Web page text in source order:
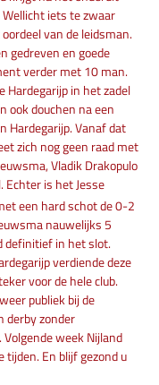
iets te zwaar
van de leidsman.
gedreven en goede
verder met 10 man.
Hardegarijp in het zadel
ook douchen na een
Hardegarijp. Vanaf dat
zich nog geen raad met
Vladik Drakopulo
Echter is het Jesse
een hard schot de 0-2
nauwelijks 5
definitief in het slot.
verdiende deze
voor de hele club.
publiek bij de
derby zonder
week Nijland
tijden. En blijf gezond u